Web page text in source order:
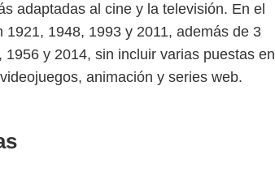
adaptadas al cine y la televisión. En el
1948, 1993 y 2011, además de 3
y 2014, sin incluir varias puestas en
animación y series web.